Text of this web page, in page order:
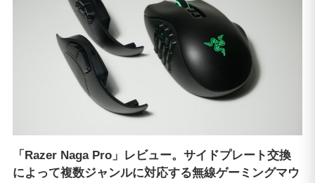
「Razer Naga Pro」レビュー。サイドプレート交換
によって複数ジャンルに対応する無線ゲーミングマウ